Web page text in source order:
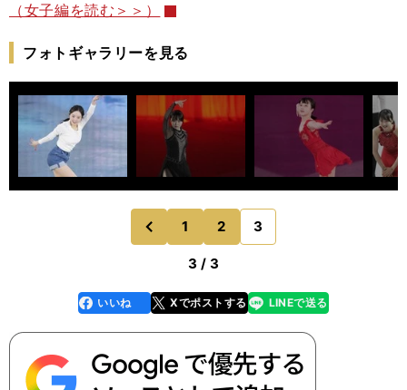
（女子編を読む＞＞）
フォトギャラリーを見る
前
のページへ
1 2 3
3 / 3
faceboo
k
いいね Xでポストする
line LINEで送る